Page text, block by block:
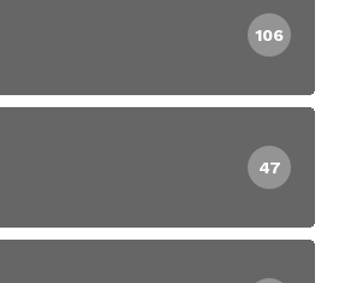
106
47